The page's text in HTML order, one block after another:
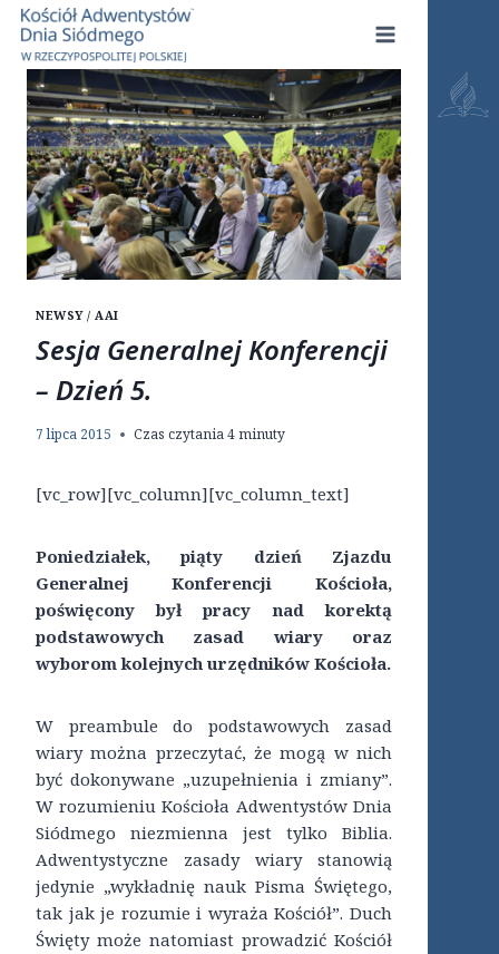
Przejdź
treści
NEWSY / AAI
Sesja Generalnej Konferencji
– Dzień 5.
7 lipca 2015 Czas czytania4minuty
[vc_row][vc_column][vc_column_text]
Poniedziałek, piąty dzień Zjazdu
Generalnej Konferencji Kościoła,
poświęcony był pracy nad korektą
podstawowych zasad wiary oraz
wyborom kolejnych urzędników Kościoła.
W preambule do podstawowych zasad
wiary można przeczytać, że mogą w nich
być dokonywane „uzupełnienia i zmiany”.
W rozumieniu Kościoła Adwentystów Dnia
Siódmego niezmienna jest tylko Biblia.
Adwentystyczne zasady wiary stanowią
jedynie „wykładnię nauk Pisma Świętego,
tak jak je rozumie i wyraża Kościół”. Duch
Święty może natomiast prowadzić Kościół